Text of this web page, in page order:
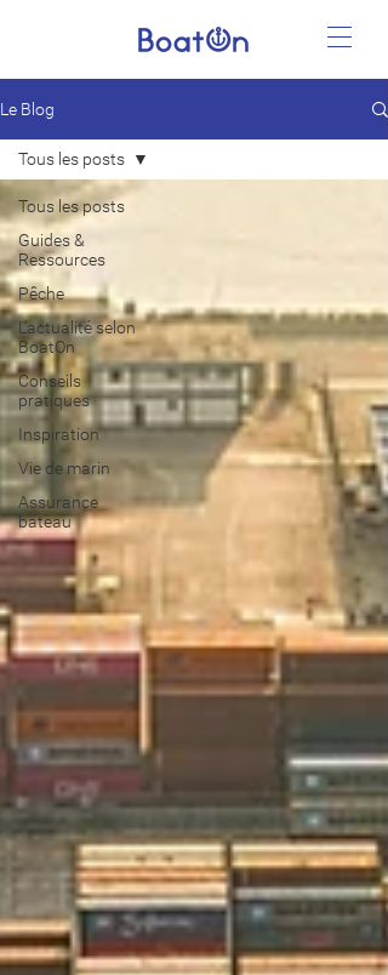
Le Blog
Tous les posts
Guides &
Ressources
Pêche
L'actualité selon
BoatOn
Conseils
pratiques
Inspiration
Vie de marin
Assurance
bateau
Tous les posts